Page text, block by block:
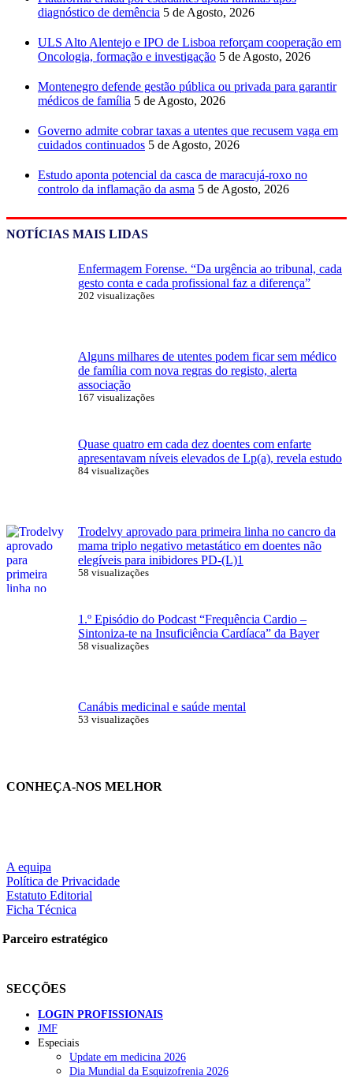
diagnóstico de demência 5 de Agosto, 2026
ULS Alto Alentejo e IPO de Lisboa reforçam cooperação em
Oncologia, formação e investigação 5 de Agosto, 2026
Montenegro defende gestão pública ou privada para garantir
médicos de família 5 de Agosto, 2026
Governo admite cobrar taxas a utentes que recusem vaga em
cuidados continuados 5 de Agosto, 2026
Estudo aponta potencial da casca de maracujá-roxo no
controlo da inflamação da asma 5 de Agosto, 2026
NOTÍCIAS MAIS LIDAS
Enfermagem Forense. “Da urgência ao tribunal, cada
gesto conta e cada profissional faz a diferença”
202 visualizações
Alguns milhares de utentes podem ficar sem médico
de família com nova regras do registo, alerta
associação
167 visualizações
Quase quatro em cada dez doentes com enfarte
apresentavam níveis elevados de Lp(a), revela estudo
84 visualizações
Trodelvy aprovado para primeira linha no cancro da
mama triplo negativo metastático em doentes não
elegíveis para inibidores PD-(L)1
58 visualizações
1.º Episódio do Podcast “Frequência Cardio –
Sintoniza-te na Insuficiência Cardíaca” da Bayer
58 visualizações
Canábis medicinal e saúde mental
53 visualizações
CONHEÇA-NOS MELHOR
A equipa
Política de Privacidade
Estatuto Editorial
Ficha Técnica
Parceiro estratégico
SECÇÕES
LOGIN PROFISSIONAIS
JMF
Especiais
Update em medicina 2026
Dia Mundial da Esquizofrenia 2026